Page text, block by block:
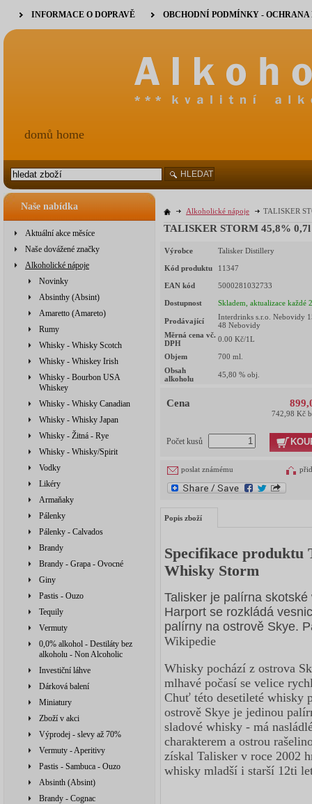
Naše nabídka
Aktuální akce měsíce
Naše dovážené značky
Alkoholické nápoje
Novinky
Absinthy (Absint)
Amaretto (Amareto)
Rumy
Whisky - Whisky Scotch
Whisky - Whiskey Irish
Whisky - Bourbon USA
Whiskey
Whisky - Whisky Canadian
Whisky - Whisky Japan
Whisky - Žitná - Rye
Whisky - Whisky/Spirit
Vodky
Likéry
Armaňaky
Pálenky
Pálenky - Calvados
Brandy
Brandy - Grapa - Ovocné
Giny
Pastis - Ouzo
Tequily
Vermuty
0,0% alkohol - Destiláty bez
alkoholu - Non Alcoholic
Investiční láhve
Dárková balení
Miniatury
Zboží v akci
Výprodej - slevy až 70%
Vermuty - Aperitivy
Pastis - Sambuca - Ouzo
Absinth (Absint)
Brandy - Cognac
Alkoholické nápoje TALISKER
TALISKER STORM 45,8%
Výrobce Talisker Distillery
Kód produktu 11347
EAN kód 5000281032733
Dostupnost Skladem, aktualizace každé
Prodávající
Interdrinks s.r.o. Nebovidy
48 Nebovidy
Měrná cena vč.
DPH
0.00 Kč/1L
Objem 700 ml.
Obsah
alkoholu
45,80 % obj.
Cena
742,98 Kč
Počet kusů
poslat známému
Popis zboží
Specifikace produktu
Whisky Storm
Talisker je palírna
Harport se rozkládá
palírny na ostrově Skye.
Wikipedie
Whisky pochází z ostrova
mlhavé počasí se velice
Chuť této desetileté whisky
ostrově Skye je jedinou
sladové whisky - má
charakterem a ostrou
získal Talisker v roce 2002
whisky mladší i starší 12ti
INFORMACE O DOPRAVĚ OBCHODNÍ PODMÍNKY -
domů home
HLEDAT